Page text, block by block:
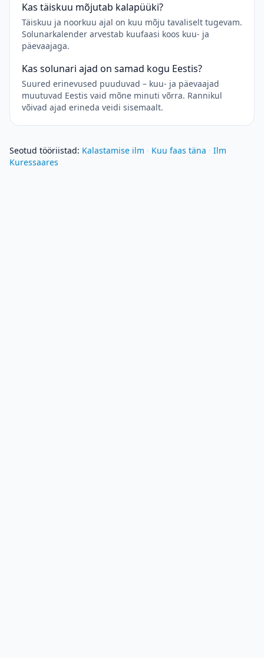
Kas täiskuu mõjutab kalapüüki?
Täiskuu ja noorkuu ajal on kuu mõju tavaliselt tugevam.
Solunarkalender arvestab kuufaasi koos kuu- ja
päevaajaga.
Kas solunari ajad on samad kogu Eestis?
Suured erinevused puuduvad – kuu- ja päevaajad
muutuvad Eestis vaid mõne minuti võrra. Rannikul
võivad ajad erineda veidi sisemaalt.
Seotud tööriistad: Kalastamise ilm · Kuu faas täna · Ilm
Kuressaares